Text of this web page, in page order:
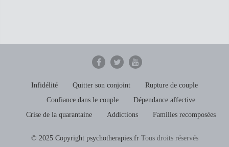
Infidélité Quitter son conjoint
Rupture de couple
Confiance dans le couple
Dépendance affective
Crise de la quarantaine
Addictions Familles recomposées
© 2025 Copyright psychotherapies.frTous droits réservés